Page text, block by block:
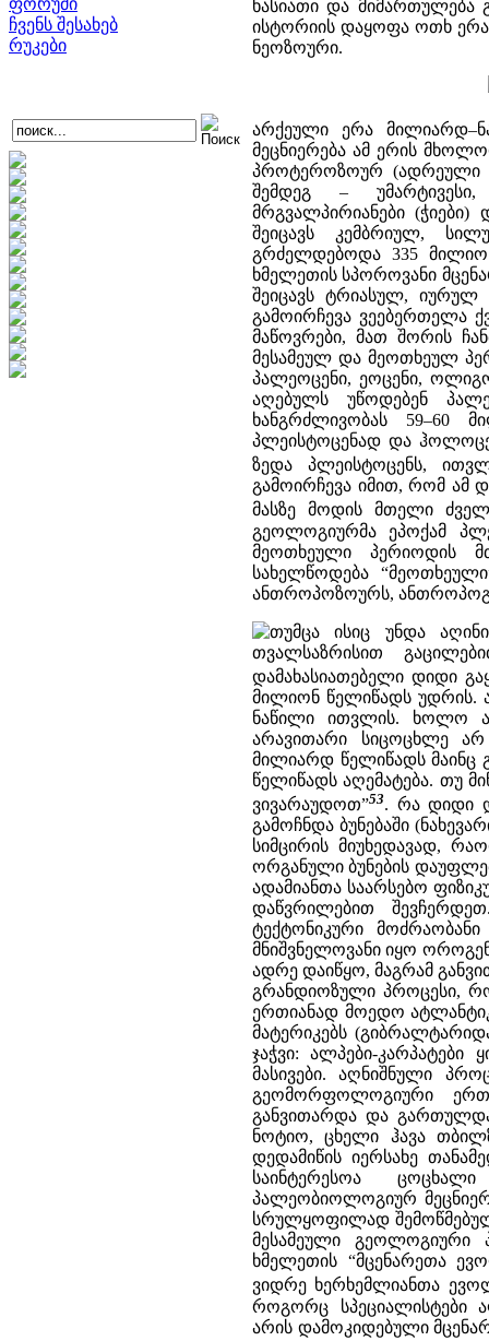
ფორუმი
ჩვენს შესახებ
რუკები
ხასიათი და მიმართულება
ისტორიის დაყოფა ოთხ
ნეოზოური.
არქეული ერა
მეცნიერება ამ ერის
პროტეროზოურ (ადრეული
შემდეგ – უმარტივესი,
მრგვალპირიანები
შეიცავს კემბრიულ,
გრძელდებოდა 335
ხმელეთის სპოროვანი
შეიცავს ტრიასულ,
გამოირჩევა ვეებერთელა
მაწოვრები, მათ შორის
მესამეულ და მეოთხეულ
პალეოცენი, ეოცენი,
აღებულს უწოდებენ
ხანგრძლივობას 59–60
პლეისტოცენად და
ზედა პლეისტოცენს,
გამოირჩევა იმით, რომ ამ
მასზე მოდის მთელი
გეოლოგიურმა ეპოქამ
მეოთხეული პერიოდის
სახელწოდება
ანთროპოზოურს,
თუმცა ისიც უნდა
თვალსაზრისით
დამახასიათებელი დიდი
მილიონ წელიწადს უდრის.
ნაწილი ითვლის. ხოლო
არავითარი სიცოცხლე
მილიარდ წელიწადს
წელიწადს აღემატება. თუ
ვივარაუდოთ”53. რა დიდი
გამოჩნდა ბუნებაში
სიმცირის მიუხედავად,
ორგანული ბუნების
ადამიანთა საარსებო
დაწვრილებით
ტექტონიკური
მნიშვნელოვანი იყო
ადრე დაიწყო, მაგრამ
გრანდიოზული პროცესი,
ერთიანად მოედო
მატერიკებს
ჯაჭვი: ალპები-კარპატები
მასივები. აღნიშნული
გეომორფოლოგიური
განვითარდა და
ნოტიო, ცხელი ჰავა
დედამიწის იერსახე
საინტერესოა
პალეობიოლოგიურ
სრულყოფილად
მესამეული გეოლოგიური
ხმელეთის “მცენარეთა
ვიდრე ხერხემლიანთა
როგორც სპეციალისტები
არის დამოკიდებული